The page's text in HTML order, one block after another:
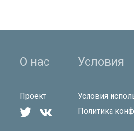
О нас
Проект
 
Условия
Условия
Политика